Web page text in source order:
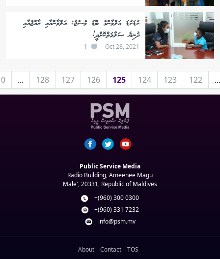
ކުޑަކުޑަ އަލްމާންގެ ބޮޑު މެސެޖު: އަލްމާންއާއި ރާއްޖެއާއި
ދުނިޔެ ސަލާމަތްކޮށްދީ!
Oct 28, 2021
1
...
122
123
124
125
126
127
128
...
Public Service Media
Radio Building, Ameenee Magu
Male', 20331, Republic of Maldives
+(960) 300 0300
+(960) 331 7232
info@psm.mv
About Contact TOS